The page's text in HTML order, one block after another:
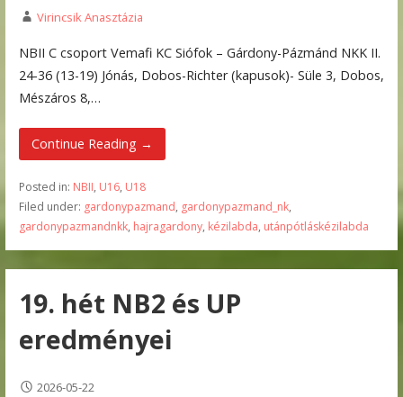
Virincsik Anasztázia
NBII C csoport Vemafi KC Siófok – Gárdony-Pázmánd NKK II.
24-36 (13-19) Jónás, Dobos-Richter (kapusok)- Süle 3, Dobos,
Mészáros 8,…
Continue Reading →
Posted in: NBII, U16, U18
Filed under: gardonypazmand, gardonypazmand_nk,
gardonypazmandnkk, hajragardony, kézilabda, utánpótláskézilabda
19. hét NB2 és UP
eredményei
2026-05-22